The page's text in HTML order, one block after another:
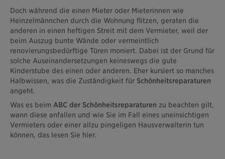
Doch während die einen Mieter oder Mieterinnen wie
Heinzelmännchen durch die Wohnung flitzen, geraten die
anderen in einen heftigen Streit mit dem Vermieter, weil der
beim Auszug bunte Wände oder vermeintlich
renovierungsbedürftige Türen moniert. Dabei ist der Grund für
solche Auseinandersetzungen keineswegs die gute
Kinderstube des einen oder anderen. Eher kursiert so manches
Halbwissen, was die Zuständigkeit für Schönheitsreparaturen
angeht.
Was es beim ABC der Schönheitsreparaturen zu beachten gilt,
wann diese anfallen und wie Sie im Fall eines uneinsichtigen
Vermieters oder einer allzu pingeligen Hausverwalterin tun
können, das lesen Sie hier.